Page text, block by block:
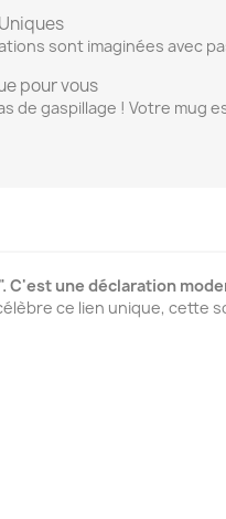
sont imaginées avec
pour vous
de gaspillage ! Votre mug
une déclaration
ce lien unique, cette